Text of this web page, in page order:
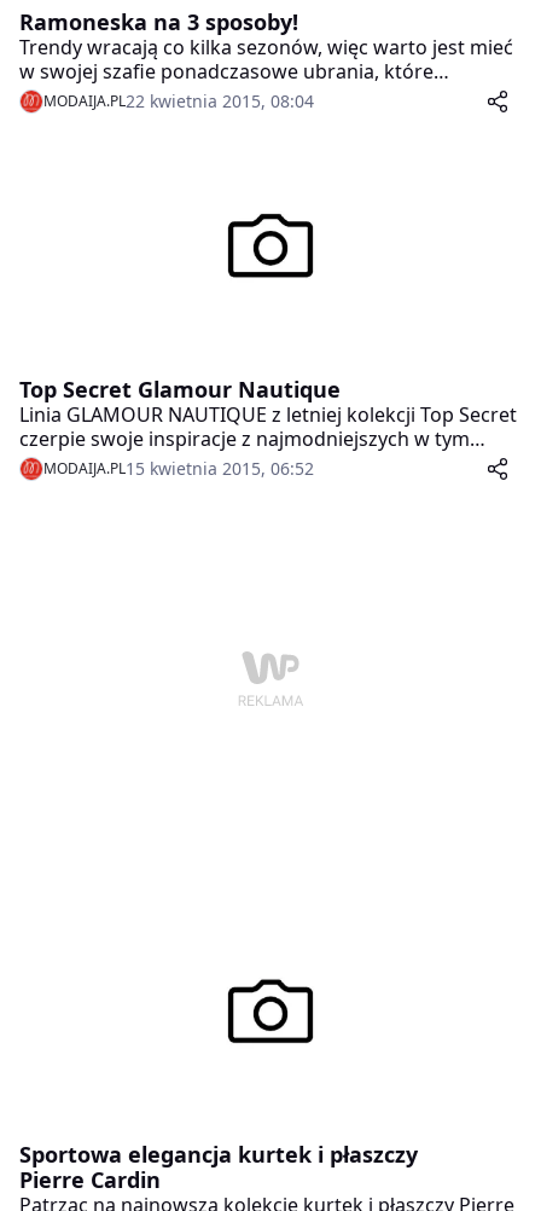
Ramoneska na 3 sposoby!
Trendy wracają co kilka sezonów, więc warto jest mieć
w swojej szafie ponadczasowe ubrania, które
sprawdzą się w każdej stylizacji. Jedną z takich perełek
jest właśnie ramoneska, która w zależności od
MODAIJA.PL22 kwietnia 2015, 08:04
Top Secret Glamour Nautique
Linia GLAMOUR NAUTIQUE z letniej kolekcji Top Secret
czerpie swoje inspiracje z najmodniejszych w tym
sezonie trendów – marynistycznego i florystycznego.
MODAIJA.PL15 kwietnia 2015, 06:52
Sportowa elegancja kurtek i płaszczy
Pierre Cardin
Patrząc na najnowszą kolekcję kurtek i płaszczy Pierre